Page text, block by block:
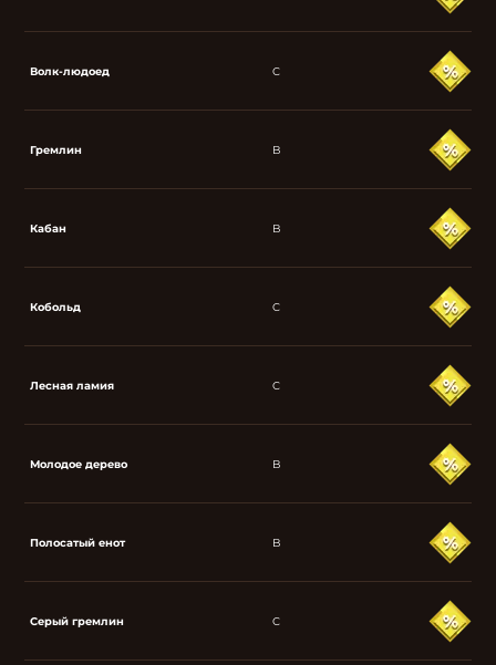
Волк-людоед C
Гремлин B
Кабан B
Кобольд C
Лесная ламия C
Молодое дерево B
Полосатый енот B
Серый гремлин C